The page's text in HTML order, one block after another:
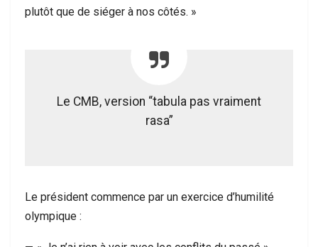
plutôt que de siéger à nos côtés. »
Le CMB, version “tabula pas vraiment
rasa”
Le président commence par un exercice d’humilité
olympique :